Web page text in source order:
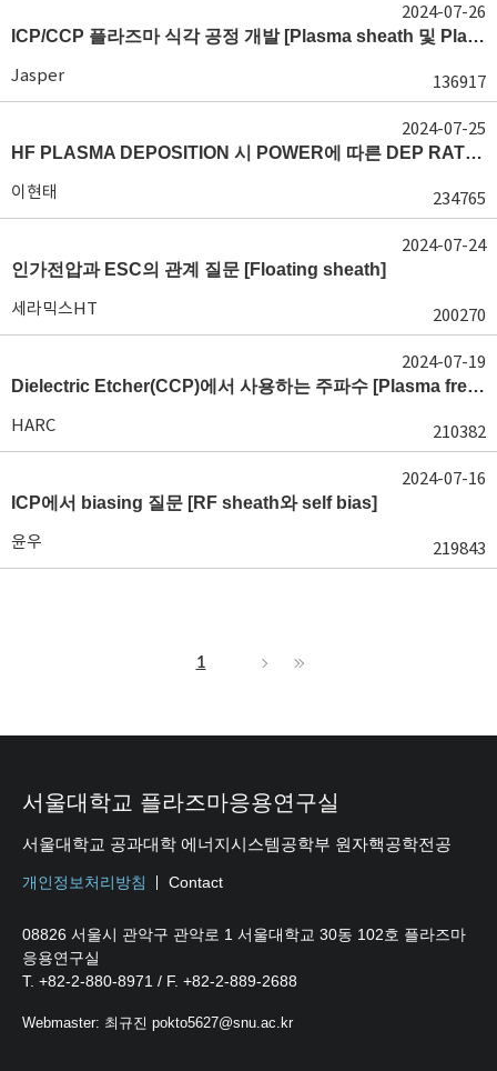
ICP/CCP 플라즈마 식각 공정 개발 [Plasma sheath 및 Plasma generation]
Jasper 136917
2024-07-26
HF PLASMA DEPOSITION 시 POWER에 따른 DEP RATE 변화 [장비 플라즈마, Rate constant]
이현태 234765
2024-07-25
인가전압과 ESC의 관계 질문 [Floating sheath]
세라믹스HT 200270
2024-07-24
Dielectric Etcher(CCP)에서 사용하는 주파수 [Plasma frequency 및 RF sheath]
HARC 210382
2024-07-19
ICP에서 biasing 질문 [RF sheath와 self bias]
윤우 219843
2024-07-16
1
서울대학교 플라즈마응용연구실
서울대학교 공과대학 에너지시스템공학부 원자핵공학전공
개인정보처리방침 Contact
08826 서울시 관악구 관악로 1 서울대학교 30동 102호 플라즈마
응용연구실
T. +82-2-880-8971 / F. +82-2-889-2688
Webmaster: 최규진 pokto5627@snu.ac.kr